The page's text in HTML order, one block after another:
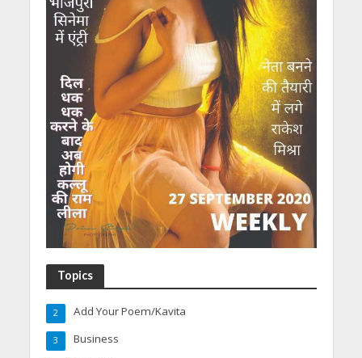
Topics
Add Your Poem/Kavita
2
Business
3